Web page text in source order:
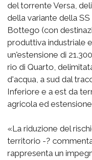
del torrente Versa,
della variante della
Bottego (con
produttiva industriale
un'estensione di
rio di Quarto,
d'acqua, a sud dal
Inferiore e a est da
agricola ed
«La riduzione del
territorio -?
rappresenta un